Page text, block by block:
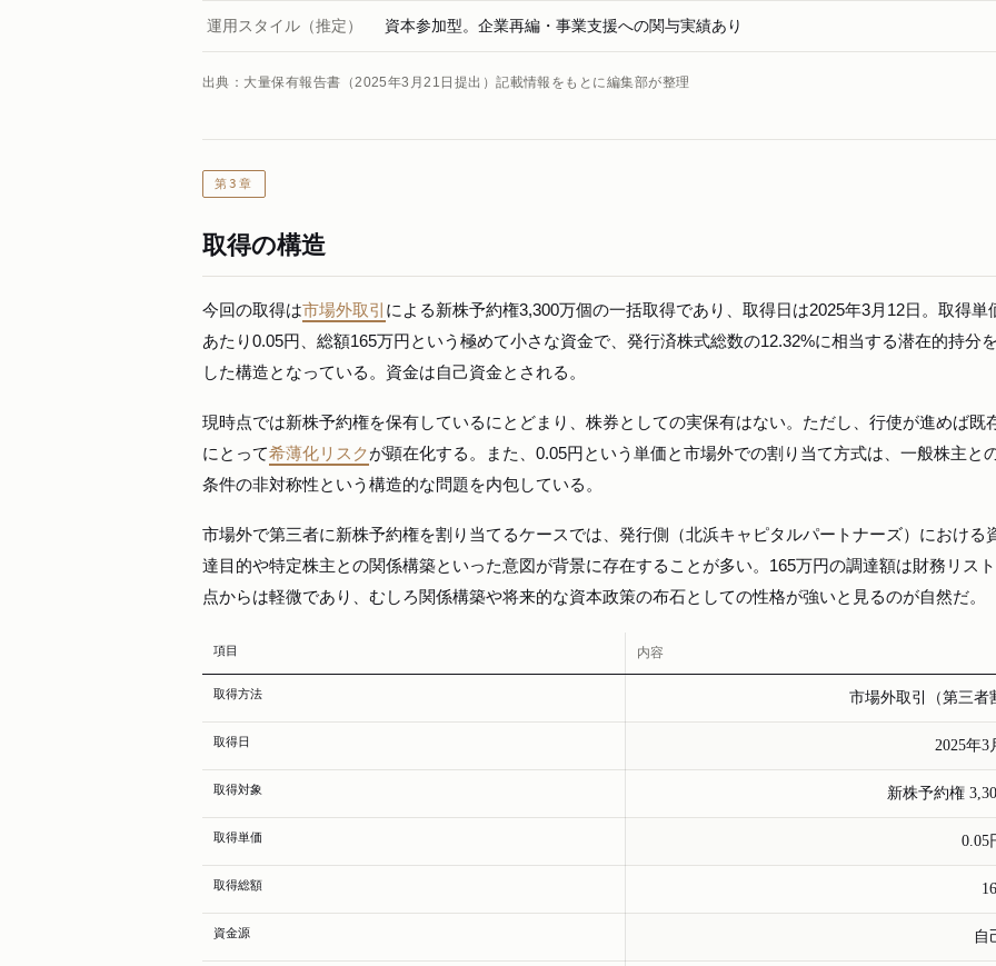
運用スタイル（推定） 資本参加型。企業再編・事業支援への関与実績あり
出典：大量保有報告書（2025年3月21日提出）記載情報をもとに編集部が整理
第3章
取得の構造
今回の取得は市場外取引 による新株予約権3,300万個の一括取得であり、取得日は2025年3月12日。取得単
あたり0.05円、総額165万円という極めて小さな資金で、発行済株式総数の12.32%に相当する潜在的持分
した構造となっている。資金は自己資金とされる。
現時点では新株予約権を保有しているにとどまり、株券としての実保有はない。ただし、行使が進めば既
にとって希薄化リスクが顕在化する。また、0.05円という単価と市場外での割り当て方式は、一般株主と
条件の非対称性という構造的な問題を内包している。
市場外で第三者に新株予約権を割り当てるケースでは、発行側（北浜キャピタルパートナーズ）における
達目的や特定株主との関係構築といった意図が背景に存在することが多い。165万円の調達額は財務リス
点からは軽微であり、むしろ関係構築や将来的な資本政策の布石としての性格が強いと見るのが自然だ。
項目 内容
取得方法 市場外取引（第三者
取得日 2025年3
取得対象 新株予約権
取得単価 0.05
取得総額
資金源 自